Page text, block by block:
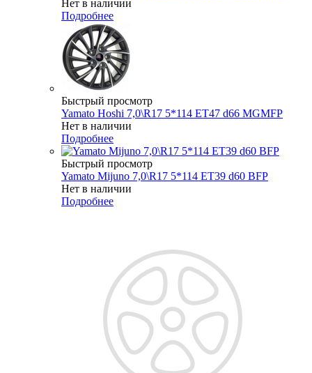
Нет в наличии
Подробнее
Быстрый просмотр
Yamato Hoshi 7,0\R17 5*114 ET47 d66 MGMFP
Нет в наличии
Подробнее
Быстрый просмотр
Yamato Mijuno 7,0\R17 5*114 ET39 d60 BFP
Нет в наличии
Подробнее